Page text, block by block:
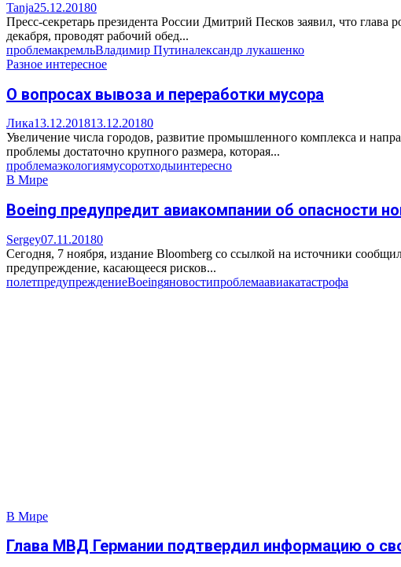
Tanja25.12.20180
Пресс-секретарь президента России Дмитрий Песков заявил, что
декабря, проводят рабочий обед...
проблемакремльВладимир Путиналександр лукашенко
Разное интересное
О вопросах вывоза и переработки мусора
Лика13.12.201813.12.20180
Увеличение числа городов, развитие промышленного комплекса и
проблемы достаточно крупного размера, которая...
проблемаэкологиямусоротходыинтересно
В Мире
Boeing предупредит авиакомпании об опасности
Sergey07.11.20180
Сегодня, 7 ноября, издание Bloomberg со ссылкой на источники
предупреждение, касающееся рисков...
полетпредупреждениеBoeingяновостипроблемаавиакатастрофа
В Мире
Глава МВД Германии подтвердил информацию о